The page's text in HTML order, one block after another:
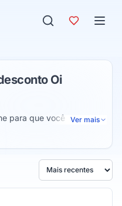
Oi
para que você possa
internet para sua casa ou
Ver mais
Ordenar por